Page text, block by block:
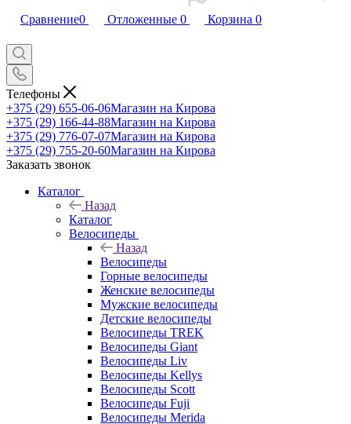
Сравнение0 Отложенные 0 Корзина 0
Телефоны
+375 (29) 655-06-06Магазин на Кирова
+375 (29) 166-44-88Магазин на Кирова
+375 (29) 776-07-07Магазин на Кирова
+375 (29) 755-20-60Магазин на Кирова
Заказать звонок
Каталог
Назад
Каталог
Велосипеды
Назад
Велосипеды
Горные велосипеды
Женские велосипеды
Мужские велосипеды
Детские велосипеды
Велосипеды TREK
Велосипеды Giant
Велосипеды Liv
Велосипеды Kellys
Велосипеды Scott
Велосипеды Fuji
Велосипеды Merida